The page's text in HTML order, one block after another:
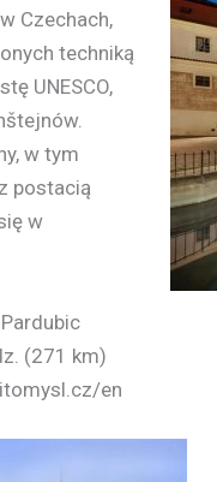
Czechach,
techniką
UNESCO,
w tym
postacią
w
(271 km)
en